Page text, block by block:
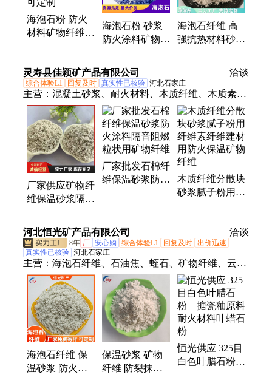
海泡石粉 防火
材料矿物纤维保
定制
海泡石粉 砂浆
防火涂料矿物纤
音降噪脱色油田
助剂
海泡石纤维 高
强抗热材料砂浆
1-3mm 矿物纤
维喷涂棉
灵寿县佳颖矿产品有限公司 洽谈
综合体验L1 回复及时 真实性已核验 河北石家庄
主营： 混凝土砂浆、耐火材料、木质纤维、木质素纤
维
厂家供应矿物纤
维保温砂浆隔音
燃橡胶塑料用粒
状棉
厂家批发石棉纤
维保温砂浆防火
木质纤维分散块
砂浆腻子粉用纤
河北恒光矿产品有限公司 洽谈
8年 厂 安心购 综合体验L1 回复及时 出价迅速
真实性已核验 河北石家庄
主营： 海泡石纤维、石油焦、蛭石、矿物纤维、云
母、无石棉纤维、煅烧焦炭粉、增碳剂、漂珠、氧化
铝粉、海泡石粉、人造石墨、石墨颗粒、冶金焦、沸
石粉、硅藻土、橡胶颗粒、轮胎粉、硅酸铝纤维、煅
烧石油焦、石墨粉、高岭土、玻化微珠
海泡石纤维 保
温砂浆 防火涂
保温砂浆 矿物
纤维 防裂抹灰
恒光供应 325目
白色叶腊石粉